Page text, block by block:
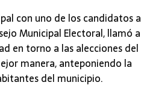
con uno de los candidatos a
Municipal Electoral, llamó a
en torno a las alecciones del
manera, anteponiendo la
del municipio.